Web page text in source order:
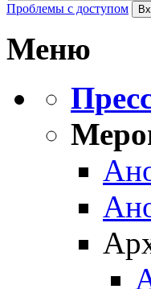
Проблемы с доступом
Меню